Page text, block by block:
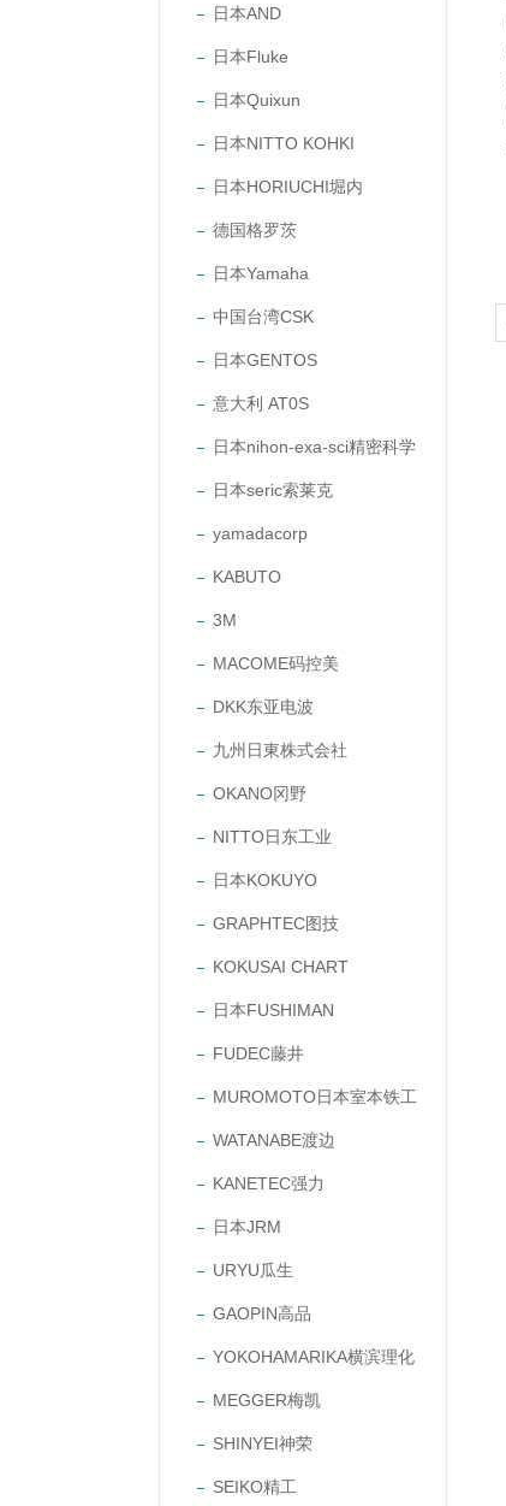
日本AND
日本Fluke
日本Quixun
日本NITTO KOHKI
日本HORIUCHI堀内
德国格罗茨
日本Yamaha
中国台湾CSK
日本GENTOS
意大利 AT0S
日本nihon-exa-sci精密科学
日本seric索莱克
yamadacorp
KABUTO
3M
MACOME码控美
DKK东亚电波
九州日東株式会社
OKANO冈野
NITTO日东工业
日本KOKUYO
GRAPHTEC图技
KOKUSAI CHART
日本FUSHIMAN
FUDEC藤井
MUROMOTO日本室本铁工
WATANABE渡边
KANETEC强力
日本JRM
URYU瓜生
GAOPIN高品
YOKOHAMARIKA横滨理化
MEGGER梅凯
SHINYEI神荣
SEIKO精工